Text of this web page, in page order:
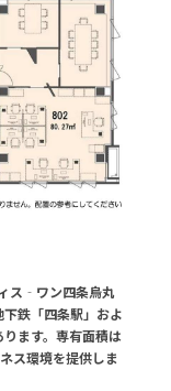
ス‐ワン四条烏丸
鉄「四条駅」およ
ます。専有面積は
ス環境を提供しま